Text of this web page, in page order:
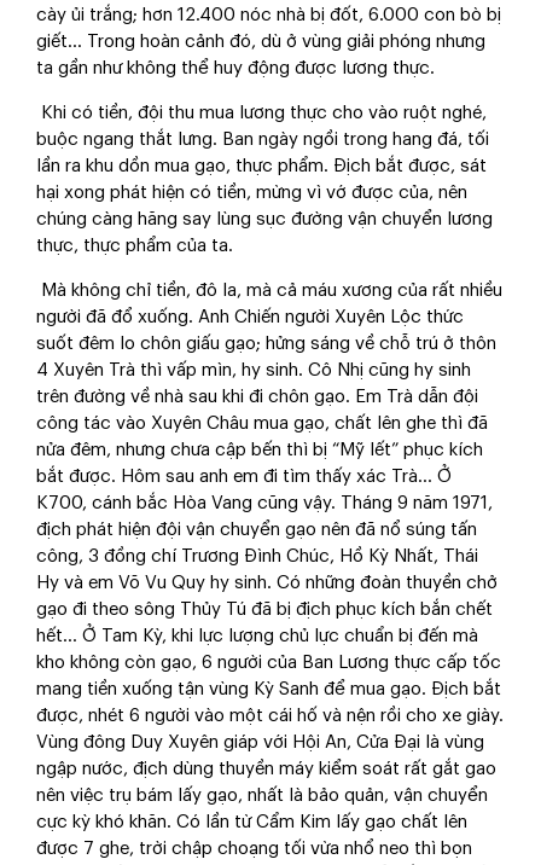
cày ủi trắng; hơn 12.400 nóc nhà bị đốt, 6.000 con bò bị
giết… Trong hoàn cảnh đó, dù ở vùng giải phóng nhưng
ta gần như không thể huy động được lương thực.
Khi có tiền, đội thu mua lương thực cho vào ruột nghé,
buộc ngang thắt lưng. Ban ngày ngồi trong hang đá, tối
lần ra khu dồn mua gạo, thực phẩm. Địch bắt được, sát
hại xong phát hiện có tiền, mừng vì vớ được của, nên
chúng càng hăng say lùng sục đường vận chuyển lương
thực, thực phẩm của ta.
Mà không chỉ tiền, đô la, mà cả máu xương của rất nhiều
người đã đổ xuống. Anh Chiến người Xuyên Lộc thức
suốt đêm lo chôn giấu gạo; hửng sáng về chỗ trú ở thôn
4 Xuyên Trà thì vấp mìn, hy sinh. Cô Nhị cũng hy sinh
trên đường về nhà sau khi đi chôn gạo. Em Trà dẫn đội
công tác vào Xuyên Châu mua gạo, chất lên ghe thì đã
nửa đêm, nhưng chưa cập bến thì bị “Mỹ lết” phục kích
bắt được. Hôm sau anh em đi tìm thấy xác Trà... Ở
K700, cánh bắc Hòa Vang cũng vậy. Tháng 9 năm 1971,
địch phát hiện đội vận chuyển gạo nên đã nổ súng tấn
công, 3 đồng chí Trương Đình Chúc, Hồ Kỳ Nhất, Thái
Hy và em Võ Vu Quy hy sinh. Có những đoàn thuyền chở
gạo đi theo sông Thủy Tú đã bị địch phục kích bắn chết
hết... Ở Tam Kỳ, khi lực lượng chủ lực chuẩn bị đến mà
kho không còn gạo, 6 người của Ban Lương thực cấp tốc
mang tiền xuống tận vùng Kỳ Sanh để mua gạo. Địch bắt
được, nhét 6 người vào một cái hố và nện rồi cho xe giày.
Vùng đông Duy Xuyên giáp với Hội An, Cửa Đại là vùng
ngập nước, địch dùng thuyền máy kiểm soát rất gắt gao
nên việc trụ bám lấy gạo, nhất là bảo quản, vận chuyển
cực kỳ khó khăn. Có lần từ Cẩm Kim lấy gạo chất lên
được 7 ghe, trời chập choạng tối vừa nhổ neo thì bọn